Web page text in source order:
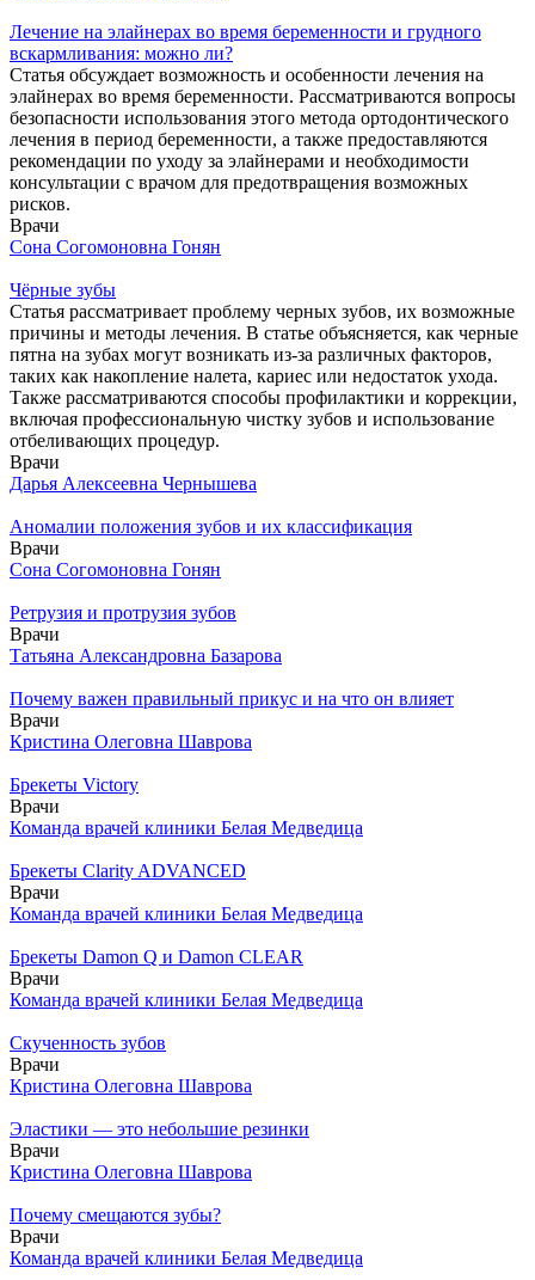
Лечение на элайнерах во время беременности и грудного
вскармливания: можно ли?
Статья обсуждает возможность и особенности лечения на
элайнерах во время беременности. Рассматриваются вопросы
безопасности использования этого метода ортодонтического
лечения в период беременности, а также предоставляются
рекомендации по уходу за элайнерами и необходимости
консультации с врачом для предотвращения возможных
рисков.
Врачи
Сона Согомоновна Гонян
Чёрные зубы
Статья рассматривает проблему черных зубов, их возможные
причины и методы лечения. В статье объясняется, как черные
пятна на зубах могут возникать из-за различных факторов,
таких как накопление налета, кариес или недостаток ухода.
Также рассматриваются способы профилактики и коррекции,
включая профессиональную чистку зубов и использование
отбеливающих процедур.
Врачи
Дарья Алексеевна Чернышева
Аномалии положения зубов и их классификация
Врачи
Сона Согомоновна Гонян
Ретрузия и протрузия зубов
Врачи
Татьяна Александровна Базарова
Почему важен правильный прикус и на что он влияет
Врачи
Кристина Олеговна Шаврова
Брекеты Victory
Врачи
Команда врачей клиники Белая Медведица
Брекеты Clarity ADVANCED
Врачи
Команда врачей клиники Белая Медведица
Брекеты Damon Q и Damon CLEAR
Врачи
Команда врачей клиники Белая Медведица
Скученность зубов
Врачи
Кристина Олеговна Шаврова
Эластики — это небольшие резинки
Врачи
Кристина Олеговна Шаврова
Почему смещаются зубы?
Врачи
Команда врачей клиники Белая Медведица